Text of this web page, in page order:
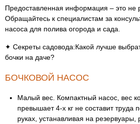
Предоставленная информация – это не
Обращайтесь к специалистам за
насоса для полива огорода и сада.
✦ Секреты садовода:Какой лучше
бочки на даче?
БОЧКОВОЙ НАСОС
Малый вес. Компактный насос, вес
превышает 4-х кг не составит труда
руках, устанавливая на резервуары,